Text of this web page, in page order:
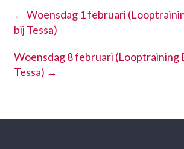
← Woensdag 1 februari
bij Tessa)
Woensdag 8 februari (Looptraining
Tessa) →